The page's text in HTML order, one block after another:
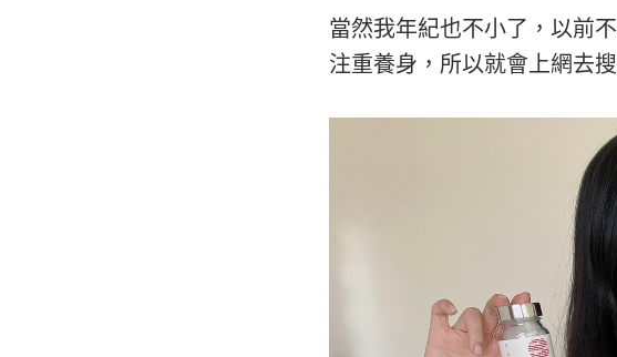
當然我年紀也不小了，以前
注重養身，所以就會上網去